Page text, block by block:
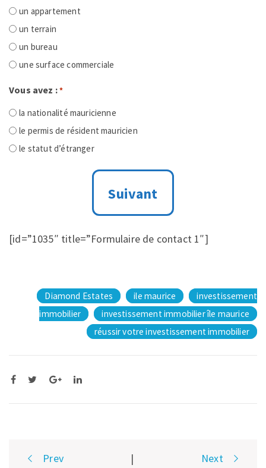
un appartement
un terrain
un bureau
une surface commerciale
Vous avez :*
la nationalité mauricienne
le permis de résident mauricien
le statut d’étranger
[id=”1035″ title=”Formulaire de contact 1″]
Diamond Estates ile maurice
investissement
immobilier
investissement immobilier île maurice
réussir votre investissement immobilier
PostPrev | Next